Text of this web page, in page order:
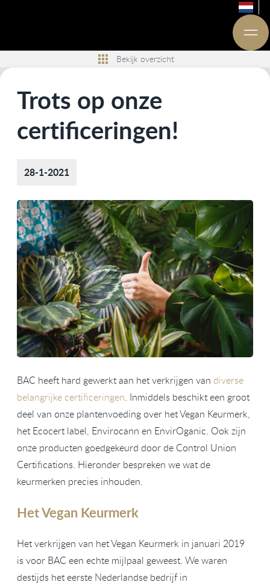
Bekijk overzicht
Trots op onze
certificeringen!
28-1-2021
BAC heeft hard gewerkt aan het verkrijgen van diverse
belangrijke certificeringen. Inmiddels beschikt een groot
deel van onze plantenvoeding over het Vegan Keurmerk,
het Ecocert label, Envirocann en EnvirOganic. Ook zijn
onze producten goedgekeurd door de Control Union
Certifications. Hieronder bespreken we wat de
keurmerken precies inhouden.
Het Vegan Keurmerk
Het verkrijgen van het Vegan Keurmerk in januari 2019
is voor BAC een echte mijlpaal geweest. We waren
destijds het eerste Nederlandse bedrijf in